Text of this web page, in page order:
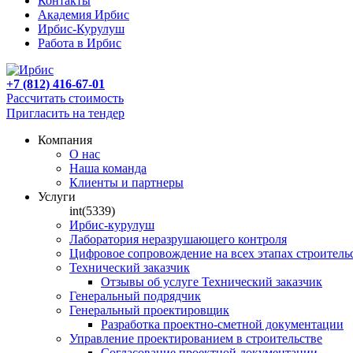
Академия Ирбис
Ирбис-Курулуш
Работа в Ирбис
+7 (812) 416-67-01
Рассчитать стоимость
Пригласить на тендер
Компания
О нас
Наша команда
Клиенты и партнеры
Услуги
int(5339)
Ирбис-курулуш
Лаборатория неразрушающего контроля
Цифровое сопровождение на всех этапах
Технический заказчик
Отзывы об услуге Технический заказчик
Генеральный подрядчик
Генеральный проектировщик
Разработка проектно-сметной документации
Управление проектированием в строительстве